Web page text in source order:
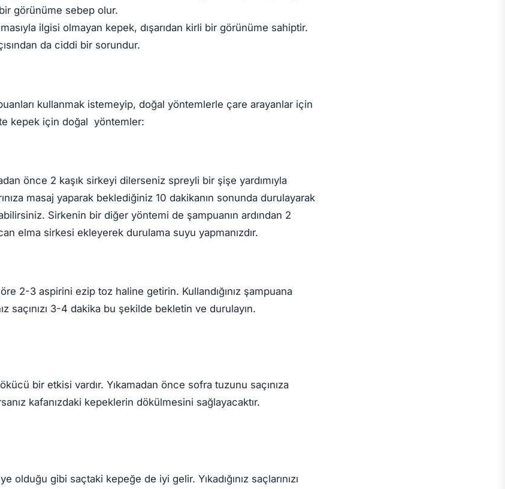
görünüme sebep olur.
ilgisi olmayan kepek, dışarıdan kirli bir görünüme sahiptir.
da ciddi bir sorundur.
kullanmak istemeyip, doğal yöntemlerle çare arayanlar için
kepek için doğal yöntemler:
önce 2 kaşık sirkeyi dilerseniz spreyli bir şişe yardımıyla
masaj yaparak beklediğiniz 10 dakikanın sonunda durulayarak
Sirkenin bir diğer yöntemi de şampuanın ardından 2
elma sirkesi ekleyerek durulama suyu yapmanızdır.
2-3 aspirini ezip toz haline getirin. Kullandığınız şampuana
saçınızı 3-4 dakika bu şekilde bekletin ve durulayın.
bir etkisi vardır. Yıkamadan önce sofra tuzunu saçınıza
kafanızdaki kepeklerin dökülmesini sağlayacaktır.
olduğu gibi saçtaki kepeğe de iyi gelir. Yıkadığınız saçlarınızı